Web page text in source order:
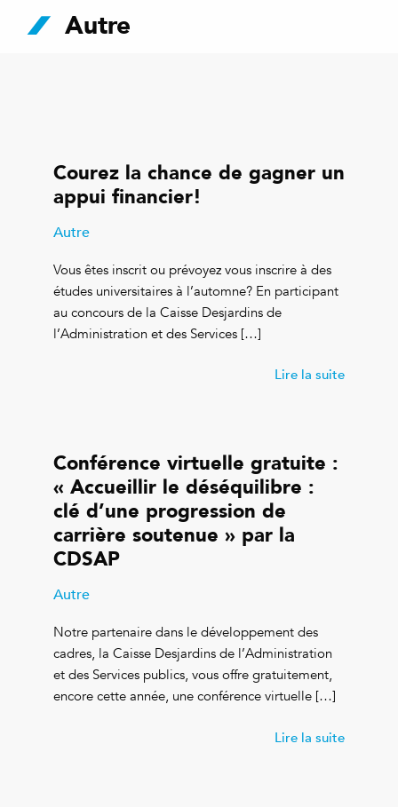
Autre
Courez la chance de gagner un
appui financier!
Autre
Vous êtes inscrit ou prévoyez vous inscrire à des
études universitaires à l’automne? En participant
au concours de la Caisse Desjardins de
l’Administration et des Services […]
Lire la suite
Conférence virtuelle gratuite :
« Accueillir le déséquilibre :
clé d’une progression de
carrière soutenue » par la
CDSAP
Autre
Notre partenaire dans le développement des
cadres, la Caisse Desjardins de l’Administration
et des Services publics, vous offre gratuitement,
encore cette année, une conférence virtuelle […]
Lire la suite